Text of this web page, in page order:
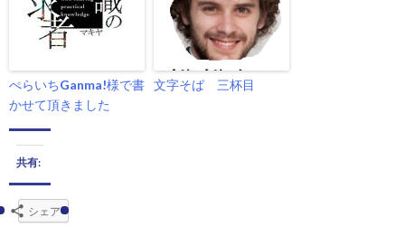
ぺらいちGanma!様で書
かせて頂きました
文字そば 三杯目
共有:
シェア